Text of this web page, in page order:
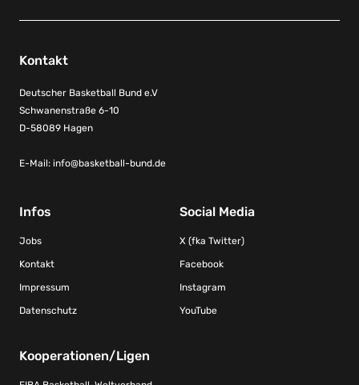
Kontakt
Deutscher Basketball Bund e.V
Schwanenstraße 6-10
D-58089 Hagen
E-Mail: info@basketball-bund.de
Infos
Jobs
Kontakt
Impressum
Datenschutz
Social Media
X (fka Twitter)
Facebook
Instagram
YouTube
Kooperationen/Ligen